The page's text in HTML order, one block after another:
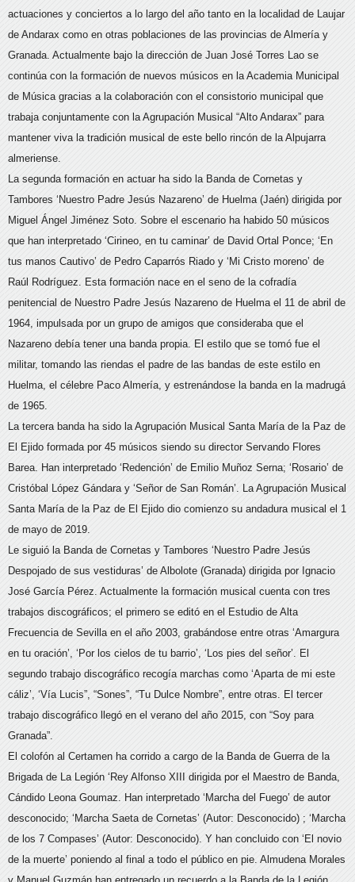
actuaciones y conciertos a lo largo del año tanto en la localidad de Laujar
de Andarax como en otras poblaciones de las provincias de Almería y
Granada. Actualmente bajo la dirección de Juan José Torres Lao se
continúa con la formación de nuevos músicos en la Academia Municipal
de Música gracias a la colaboración con el consistorio municipal que
trabaja conjuntamente con la Agrupación Musical “Alto Andarax” para
mantener viva la tradición musical de este bello rincón de la Alpujarra
almeriense.
La segunda formación en actuar ha sido la Banda de Cornetas y
Tambores ‘Nuestro Padre Jesús Nazareno’ de Huelma (Jaén) dirigida por
Miguel Ángel Jiménez Soto. Sobre el escenario ha habido 50 músicos
que han interpretado ‘Cirineo, en tu caminar’ de David Ortal Ponce; ‘En
tus manos Cautivo’ de Pedro Caparrós Riado y ‘Mi Cristo moreno’ de
Raúl Rodríguez. Esta formación nace en el seno de la cofradía
penitencial de Nuestro Padre Jesús Nazareno de Huelma el 11 de abril de
1964, impulsada por un grupo de amigos que consideraba que el
Nazareno debía tener una banda propia. El estilo que se tomó fue el
militar, tomando las riendas el padre de las bandas de este estilo en
Huelma, el célebre Paco Almería, y estrenándose la banda en la madrugá
de 1965.
La tercera banda ha sido la Agrupación Musical Santa María de la Paz de
El Ejido formada por 45 músicos siendo su director Servando Flores
Barea. Han interpretado ‘Redención’ de Emilio Muñoz Serna; ‘Rosario’ de
Cristóbal López Gándara y ‘Señor de San Román’. La Agrupación Musical
Santa María de la Paz de El Ejido dio comienzo su andadura musical el 1
de mayo de 2019.
Le siguió la Banda de Cornetas y Tambores ‘Nuestro Padre Jesús
Despojado de sus vestiduras’ de Albolote (Granada) dirigida por Ignacio
José García Pérez. Actualmente la formación musical cuenta con tres
trabajos discográficos; el primero se editó en el Estudio de Alta
Frecuencia de Sevilla en el año 2003, grabándose entre otras ‘Amargura
en tu oración’, ‘Por los cielos de tu barrio’, ‘Los pies del señor’. El
segundo trabajo discográfico recogía marchas como ‘Aparta de mi este
cáliz’, ‘Vía Lucis”, “Sones”, “Tu Dulce Nombre”, entre otras. El tercer
trabajo discográfico llegó en el verano del año 2015, con “Soy para
Granada”.
El colofón al Certamen ha corrido a cargo de la Banda de Guerra de la
Brigada de La Legión ‘Rey Alfonso XIII dirigida por el Maestro de Banda,
Cándido Leona Goumaz. Han interpretado ‘Marcha del Fuego’ de autor
desconocido; ‘Marcha Saeta de Cornetas’ (Autor: Desconocido) ; ‘Marcha
de los 7 Compases’ (Autor: Desconocido). Y han concluido con ‘El novio
de la muerte’ poniendo al final a todo el público en pie. Almudena Morales